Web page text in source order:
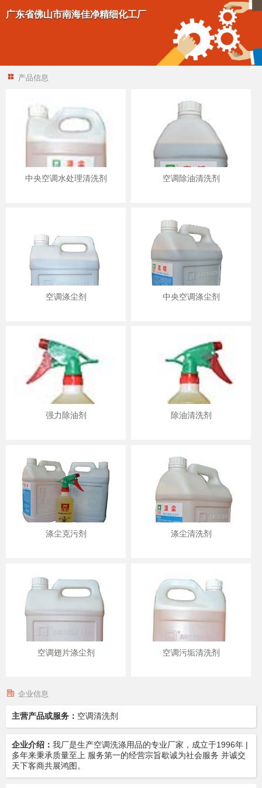
广东省佛山市南海佳净精细化工厂
产品信息
中央空调水处理清洗剂 空调除油清洗剂
空调涤尘剂 中央空调涤尘剂
强力除油剂 除油清洗剂
涤尘克污剂 涤尘清洗剂
空调翅片涤尘剂 空调污垢清洗剂
企业信息
主营产品或服务： 空调清洗剂
企业介绍： 我厂是生产空调洗涤用品的专业厂家，成立于1996年 |
多年来秉承质量至上 服务第一的经营宗旨歇诚为社会服务 并诚交
天下客商共展鸿图。